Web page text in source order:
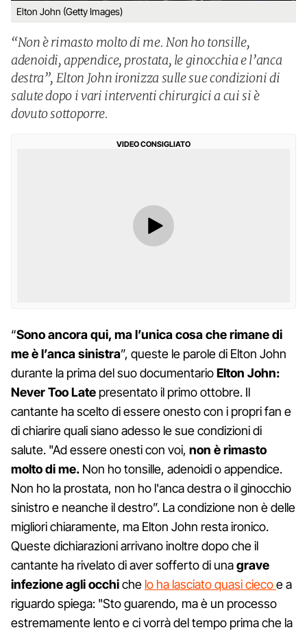
Elton John (Getty Images)
“Non è rimasto molto di me. Non ho tonsille,
adenoidi, appendice, prostata, le ginocchia e l’anca
destra”, Elton John ironizza sulle sue condizioni di
salute dopo i vari interventi chirurgici a cui si è
dovuto sottoporre.
VIDEO CONSIGLIATO
“Sono ancora qui, ma l’unica cosa che rimane di
me è l’anca sinistra”, queste le parole di Elton John
durante la prima del suo documentarioElton John:
Never Too Late presentato il primo ottobre. Il
cantante ha scelto di essere onesto con i propri fan e
di chiarire quali siano adesso le sue condizioni di
salute. "Ad essere onesti con voi, non è rimasto
molto di me. Non ho tonsille, adenoidi o appendice.
Non ho la prostata, non ho l'anca destra o il ginocchio
sinistro e neanche il destro”. La condizione non è delle
migliori chiaramente, ma Elton John resta ironico.
Queste dichiarazioni arrivano inoltre dopo che il
cantante ha rivelato di aver sofferto di unagrave
infezione agli occhiche lo ha lasciato quasi ciecoe a
riguardo spiega: "Sto guarendo, ma è un processo
estremamente lento e ci vorrà del tempo prima che la